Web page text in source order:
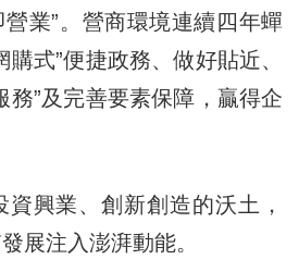
業”。營商環境連續四年蟬
式”便捷政務、做好貼近、
務”及完善要素保障，贏得企
興業、創新創造的沃土，
展注入澎湃動能。